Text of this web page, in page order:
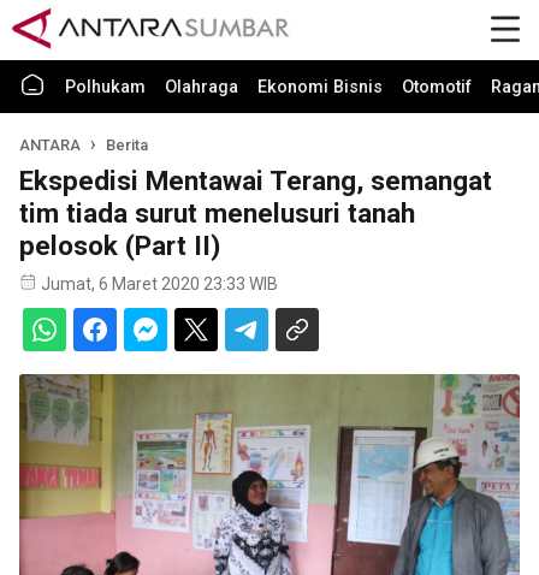
Polhukam Olahraga Ekonomi Bisnis Otomotif
ANTARA Berita
Ekspedisi Mentawai Terang, semangat
tim tiada surut menelusuri tanah
pelosok (Part II)
Jumat, 6 Maret 2020 23:33 WIB